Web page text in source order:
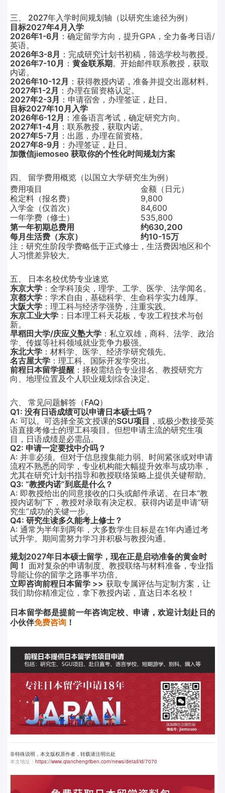
三、 2027年入学时间规划轴（以研究生途径为例）
目标2027年4月入学
2026年1-6月 ：确定留学方向，提升GPA，全力备考日语/
英语。
2026年3-8月 ：完成研究计划书初稿，筛选学校与教授。
2026年7-10月 ： 黄金联系期。开始邮件联系教授，获取
内诺。
2026年10-12月 ：获得教授内诺，准备并提交出愿材料。
2027年1-2月 ：办理在留资格认定。
2027年2-3月 ：申请宿舍，办理签证，赴日。
目标2027年10月入学
2026年6-12月 ：准备语言考试，确定研究方向。
2027年1-4月 ：联系教授，获取内诺。
2027年5-7月 ：出愿，办理在留资格。
2027年8-9月 ：办理签证，赴日。
加微信jiemoseo 获取你的个性化时间规划方案
四、 留学费用概览（以国立大学研究生为例）
费用项目
金额（日元）
检定料（报名费）
9,800
入学金（仅首次）
84,600
一年学费（修士）
535,800
第一年初期总费用
约630,200
每月生活费（东京）
约10-15万
注：研究生阶段学费略低于正式修士，生活费因地区和个
人习惯差异较大。
五、 日本名校优势专业速览
东京大学 ：全学科顶尖，理学、工学、医学、法学闻名。
京都大学 ：学术自由，基础科学、生命科学实力雄厚。
大阪大学 ：理工科与经济学强势，注重实践。
东京工业大学 ：日本理工科天花板，专攻工程技术与创
新。
早稻田大学/庆应义塾大学 ：私立双雄，商科、法学、政治
学、传媒等社科领域就业竞争力极强。
东北大学 ：材料学、医学、经济学研究领先。
名古屋大学 ：理工科、国际开发学突出。
前程日本留学提醒 ：择校需结合专业排名、教授研究方
向、地理位置及个人职业规划综合决定。
六、 常见问题解答（FAQ）
Q1: 没有日语成绩可以申请日本硕士吗？
A: 可以。可选择全英文授课的SGU项目 ，或极少数接受英
语直接考修士的理工科项目。但想申请主流的研究生项
目，日语成绩是必需品。
Q2: 申请一定要找中介吗？
A: 并非必须。但对于信息搜集能力弱、时间紧张或对申请
流程不熟悉的同学，专业机构能大幅提升效率与成功率，
尤其在研究计划书指导和教授联络策略上提供关键帮助。
Q3: “教授内诺”到底是什么？
A: 即教授给出的同意接收的口头或邮件承诺。在日本“教
授内诺制”下，教授对录取有决定权。获得内诺是申请“研
究生”成功的关键一步。
Q4: 研究生读多久能考上修士？
A: 通常为半年到两年，大多数学生目标是在1年内通过考
试升学。期间需努力学习并积极与教授沟通。
规划2027年日本硕士留学，现在正是启动准备的黄金时
间！ 面对复杂的申请制度、教授联络与材料准备，专业指
导能让你的留学之路事半功倍。
立即咨询前程日本留学 >> 获取专属评估与定制方案，让
我们助你精准定位，拿下教授内诺，直达日本名校！
日本留学都是提前一年咨询定校、申请，欢迎计划赴日的
小伙伴免费咨询 ！
非特殊说明，本文版权原作者，转载请注明出处
本文地址： https://www.qianchengriben.com/news/detail/id/7070